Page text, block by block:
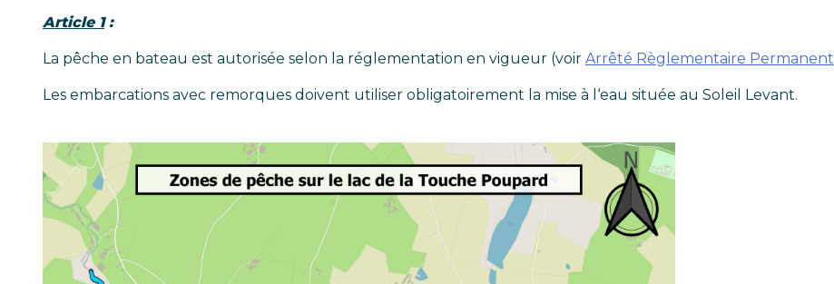
Article 1:
La pêche en bateau est autorisée selon la réglementation en vigueur (voir Arrêté Règlementaire Permanent
Les embarcations avec remorques doivent utiliser obligatoirement la mise à l‘eau située au Soleil Levant.